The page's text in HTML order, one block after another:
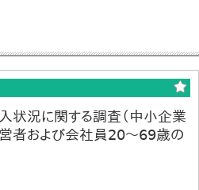
状況に関する調査（中小企業
者および会社員20～69歳の